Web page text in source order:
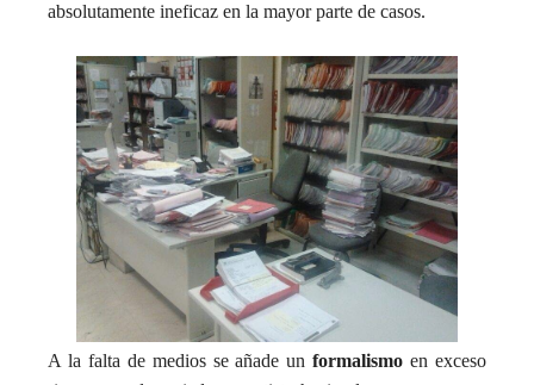
absolutamente ineficaz en la mayor parte de casos.
A la falta de medios se añade unformalismo en exceso